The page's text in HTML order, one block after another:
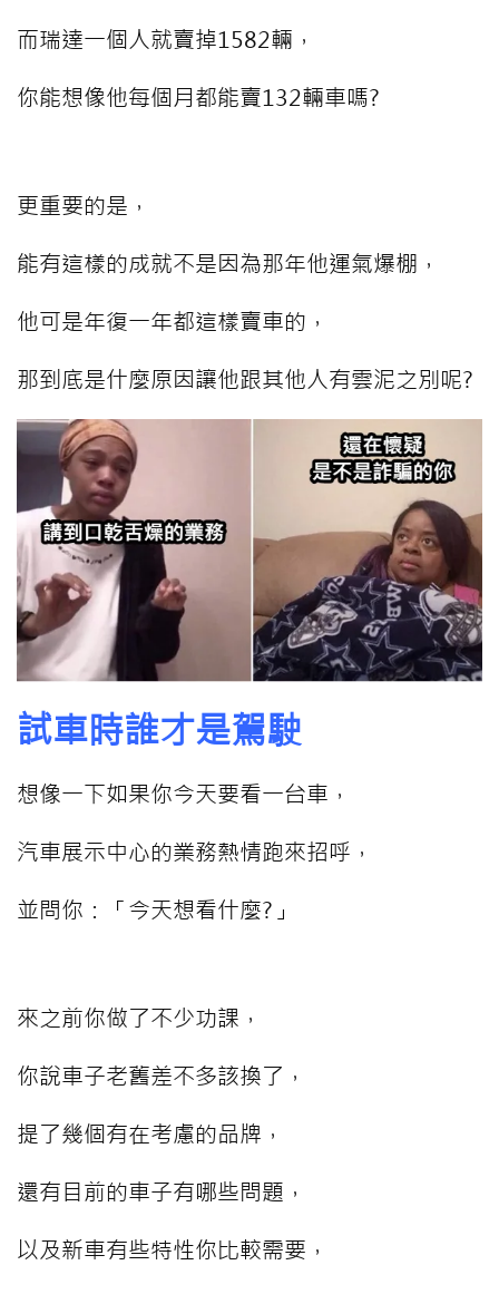
而瑞達一個人就賣掉1582輛，
你能想像他每個月都能賣132輛車嗎?
更重要的是，
能有這樣的成就不是因為那年他運氣爆棚，
他可是年復一年都這樣賣車的，
那到底是什麼原因讓他跟其他人有雲泥之別呢?
試車時誰才是駕駛
想像一下如果你今天要看一台車，
汽車展示中心的業務熱情跑來招呼，
並問你：「今天想看什麼?」
來之前你做了不少功課，
你說車子老舊差不多該換了，
提了幾個有在考慮的品牌，
還有目前的車子有哪些問題，
以及新車有些特性你比較需要，